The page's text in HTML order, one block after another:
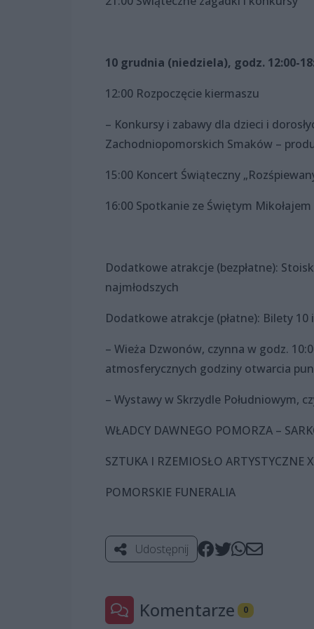
10 grudnia (niedziela), godz. 12:00-
12:00 Rozpoczęcie kiermaszu
– Konkursy i zabawy dla dzieci i
Zachodniopomorskich Smaków –
15:00 Koncert Świąteczny
16:00 Spotkanie ze Świętym Mikołajem
Dodatkowe atrakcje (bezpłatne):
najmłodszych
Dodatkowe atrakcje (płatne): Bilety 10
– Wieża Dzwonów, czynna w godz.
atmosferycznych godziny otwarcia
– Wystawy w Skrzydle Południowym,
WŁADCY DAWNEGO POMORZA –
SZTUKA I RZEMIOSŁO ARTYSTYCZNE
POMORSKIE FUNERALIA
Udostępnij
Komentarze 0